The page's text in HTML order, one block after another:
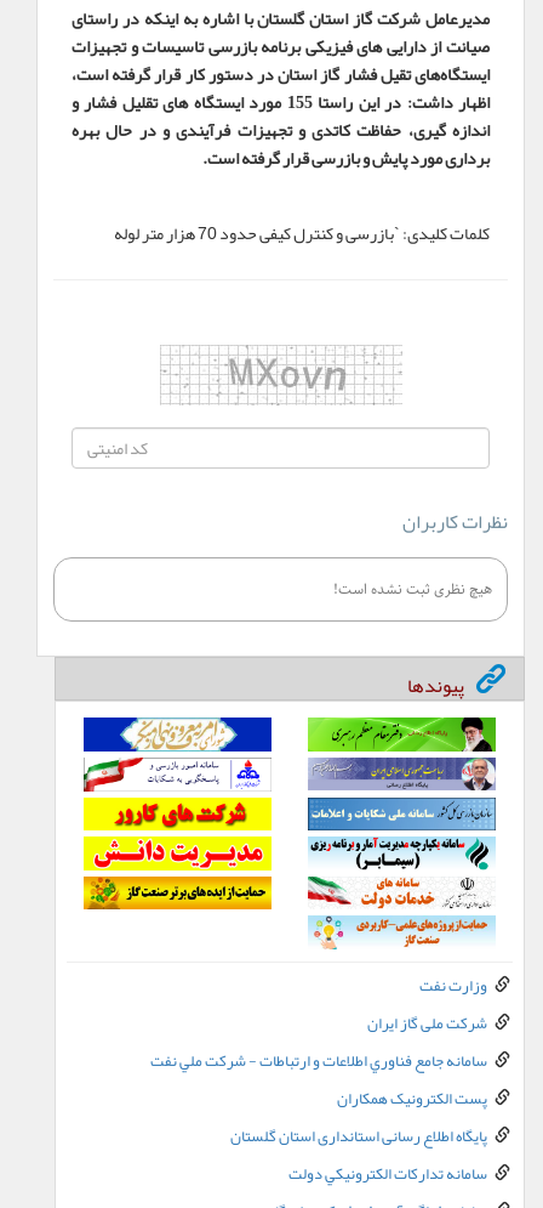
مدیرعامل شرکت گاز استان گلستان با اشاره به اینکه در راستای
صیانت از دارایی های فیزیکی برنامه بازرسی تاسیسات و تجهیزات
ایستگاه‌های تقیل فشار گاز استان در دستور کار قرار گرفته است،
اظهار داشت: در این راستا 155 مورد ایستگاه های تقلیل فشار و
اندازه گیری، حفاظت کاتدی و تجهیزات فرآیندی و در حال بهره
برداری مورد پایش و بازرسی قرار گرفته است.
کلمات کلیدی:`بازرسی و کنترل کیفی حدود 70 هزار متر لوله
نظرات کاربران
هیچ نظری ثبت نشده است!
پیوندها
وزارت نفت
شرکت ملی گاز ایران
سامانه جامع فناوري اطلاعات و ارتباطات - شرکت ملي نفت
پست الکترونيک همکاران
پایگاه اطلاع رسانی استانداری استان گلستان
سامانه تدارکات الکترونيکي دولت